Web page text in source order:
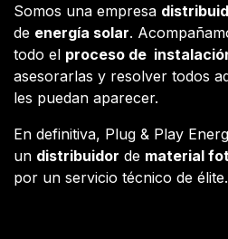
Somos una empresa
de energía solar.
todo el proceso de
asesorarlas y resolver todos
les puedan aparecer.
En definitiva, Plug & Play
un distribuidor de material
por un servicio técnico de élite.